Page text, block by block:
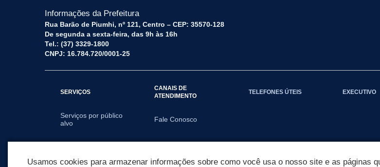
Informações da Prefeitura
Rua Barão de Piumhi, nº 121, Centro – CEP: 35570-128
De segunda a sexta-feira, das 9h às 16h
Tel.: (37) 3329-1800
CNPJ: 16.784.720/0001-25
SERVIÇOS
Serviços por público
alvo
CANAIS DE
ATENDIMENTO
Fale Conosco
TELEFONES ÚTEIS EXECUTIVO
Usamos cookies para armazenar informações sobre como você usa o nosso site e as páginas